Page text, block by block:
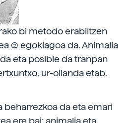
bi metodo erabiltzen
(2) egokiagoa da. Animalia
eta posible da tranpan
ur-oilanda etab.
beharrezkoa da eta emari
ere bai; animalia eta